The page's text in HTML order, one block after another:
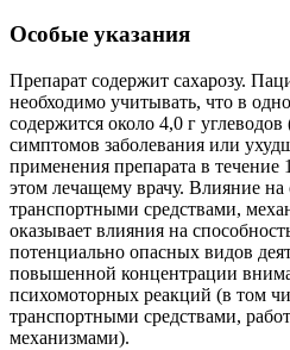
Особые указания
Препарат содержит сахарозу.
необходимо учитывать, что в
содержится около 4,0 г
симптомов заболевания или
применения препарата в течение
этом лечащему врачу. Влияние на
транспортными средствами,
оказывает влияния на
потенциально опасных видов
повышенной концентрации
психомоторных реакций (в том
транспортными средствами,
механизмами).